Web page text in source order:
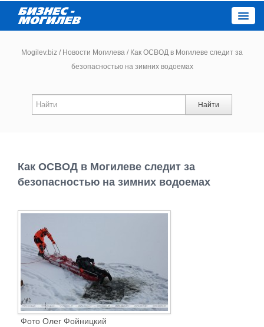
Новости
Работа
Афиша
Объявления
Транспорт
Погода
Mogilev.biz / Новости Могилева /Как ОСВОД в Могилеве следит за
безопасностью на зимних водоемах
Найти
Как ОСВОД в Могилеве следит за
безопасностью на зимних водоемах
Фото Олег Фойницкий